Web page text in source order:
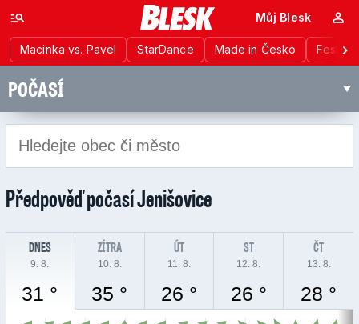
Macinka vs. Pavel StarDance Made in Česko
Můj Blesk
POČASÍ
Předpověď počasíJenišovice
DNES
9. 8.
31 °
ZÍTRA
10. 8.
35 °
ÚT
11. 8.
26 °
ST
12. 8.
26 °
ČT
13. 8.
28 °